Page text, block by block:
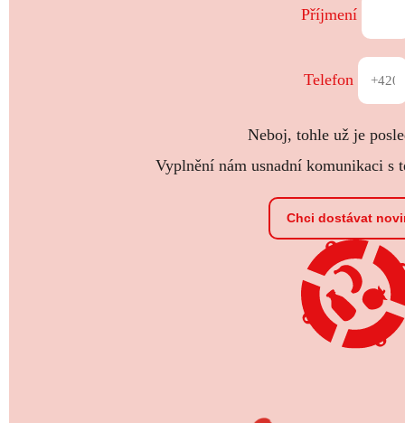
Příjmení
Telefon
Neboj, tohle už je
Vyplnění nám usnadní komunikaci s
Chci dostávat